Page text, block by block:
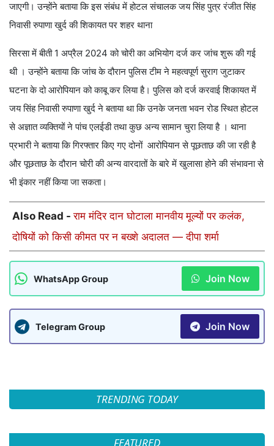
जाएगी। उन्होंने बताया कि इस संबंध में होटल संचालक जय सिंह पुत्र रंजीत सिंह
निवासी रुपाणा खुर्द की शिकायत पर शहर थाना
सिरसा में बीती 1 अप्रैल 2024 को चोरी का अभियोग दर्ज कर जांच शुरू की गई
थी । उन्होंने बताया कि जांच के दौरान पुलिस टीम ने महत्वपूर्ण सुराग जुटाकर
घटना के दो आरोपियान को काबू कर लिया है। पुलिस को दर्ज करवाई शिकायत में
जय सिंह निवासी रुपाणा खुर्द ने बताया था कि उनके जनता भवन रोड स्थित होटल
से अज्ञात व्यक्तियों ने पांच एलईडी तथा कुछ अन्य सामान चुरा लिया है । थाना
प्रभारी ने बताया कि गिरफ्तार किए गए दोनों आरोपियान से पूछताछ की जा रही है
और पूछताछ के दौरान चोरी की अन्य वारदातों के बारे में खुलासा होने की संभावना से
भी इंकार नहीं किया जा सकता।
Also Read -राम मंदिर दान घोटाला मानवीय मूल्यों पर कलंक,
दोषियों को किसी कीमत पर न बख्शे अदालत — दीपा शर्मा
WhatsApp Group Join Now
Telegram Group Join Now
TRENDING TODAY
FEATURED